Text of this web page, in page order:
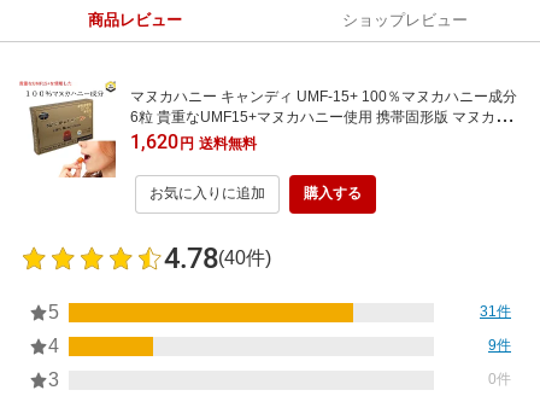
商品レビュー ショップレビュー
マヌカハニー キャンディ UMF-15+ 100％マヌカハニー成分
6粒 貴重なUMF15+マヌカハニー使用 携帯固形版 マヌカハ
ニー マヌカ のど飴 ドロップ アメ 飴 あめ キャンディー
1,620円 送料無料
お気に入りに追加 購入する
4.78(40件)
5 31件
4 9件
3 0件